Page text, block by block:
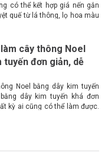
có thể kết hợp giá nến gắn
quế từ lá thông, lọ hoa màu
cây thông Noel
tuyến đơn giản, dễ
Noel bằng dây kim tuyến
dây kim tuyến khá đơn
kỳ ai cũng có thể làm được.